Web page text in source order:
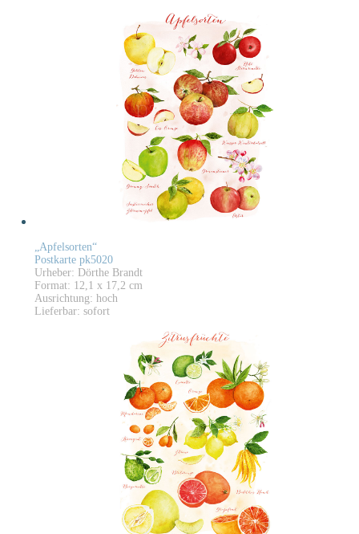
„Apfelsorten“
Postkarte pk5020
Urheber: Dörthe Brandt
Format: 12,1 x 17,2 cm
Ausrichtung: hoch
Lieferbar: sofort